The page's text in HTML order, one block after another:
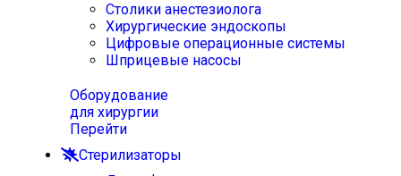
Столики анестезиолога
Хирургические эндоскопы
Цифровые операционные системы
Шприцевые насосы
Оборудование
для хирургии
Перейти
Стерилизаторы